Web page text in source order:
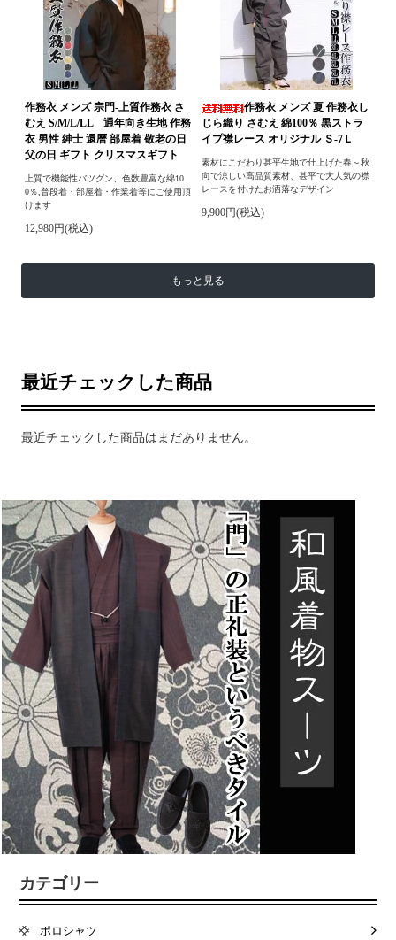
作務衣 メンズ 宗門-上質作務衣 さ
むえ S/M/L/LL 通年向き生地 作務
衣 男性 紳士 還暦 部屋着 敬老の日
父の日 ギフト クリスマスギフト
上質で機能性バツグン、色数豊富な綿10
0％,普段着・部屋着・作業着等にご使用頂
けます
12,980円(税込)
作務衣 メンズ 夏 作務衣し
じら織り さむえ 綿100％ 黒ストラ
イプ襟レース オリジナル Ｓ-7Ｌ
素材にこだわり甚平生地で仕上げた春～秋
向で涼しい高品質素材、甚平で大人気の襟
レースを付けたお洒落なデザイン
9,900円(税込)
もっと見る
最近チェックした商品
最近チェックした商品はまだありません。
カテゴリー
ポロシャツ